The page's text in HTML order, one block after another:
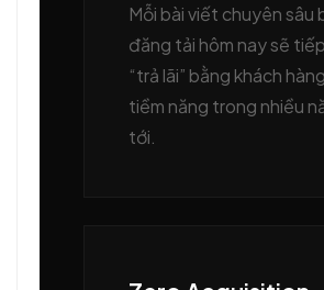
Mỗi bài viết chuyên sâu
đăng tải hôm nay sẽ
“trả lãi” bằng khách hàng
tiềm năng trong nhiều
tới.